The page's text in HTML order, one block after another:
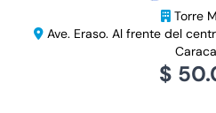
Torre
Ave. Eraso. Al frente del
$